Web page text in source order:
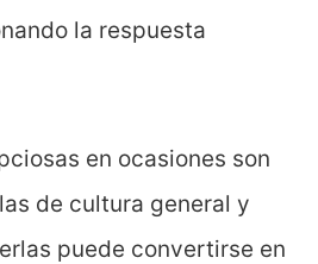
la respuesta
en ocasiones son
de cultura general y
puede convertirse en